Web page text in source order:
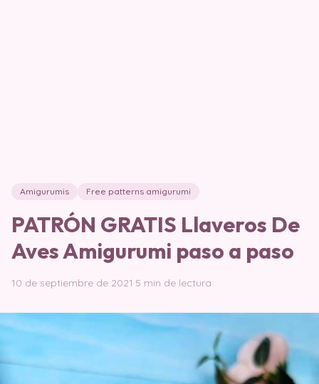
Amigurumis Free patterns amigurumi
PATRÓN GRATIS Llaveros De
Aves Amigurumi paso a paso
10 de septiembre de 2021·5 min de lectura